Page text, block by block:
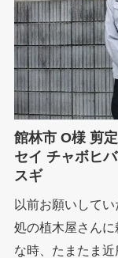
館林市 O様 剪
セイ チャボヒ
スギ
以前お願いして
処の植木屋さんに
な時、たまたま